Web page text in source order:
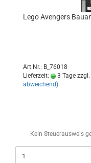
Lego Avengers
Art.Nr.: B_76018
Lieferzeit:
3 Tage
abweichend)
Kein Steuerausweis